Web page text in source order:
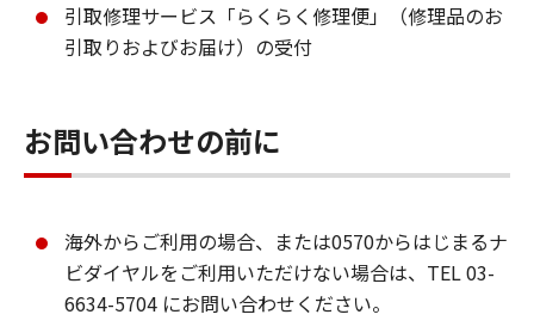
引取修理サービス「らくらく修理便」（修理品のお
引取りおよびお届け）の受付
お問い合わせの前に
海外からご利用の場合、または0570からはじまるナ
ビダイヤルをご利用いただけない場合は、TEL 03-
6634-5704 にお問い合わせください。